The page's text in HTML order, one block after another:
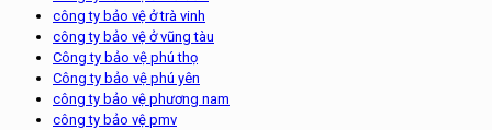
công ty bảo vệ ở trà vinh
công ty bảo vệ ở vũng tàu
Công ty bảo vệ phú thọ
Công ty bảo vệ phú yên
công ty bảo vệ phương nam
công ty bảo vệ pmv